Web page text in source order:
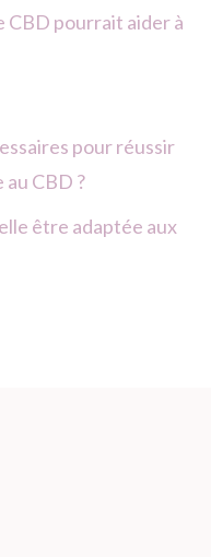
CBD pourrait aider à
pour réussir
CBD ?
être adaptée aux